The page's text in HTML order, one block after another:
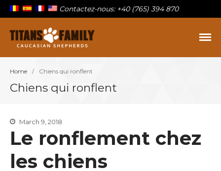
Nos titans
Contact
Contactez-nous: +40 (765) 394 870
Home / Chiens qui ronflent
Chiens qui ronflent
March 9, 2018
Le ronflement chez
les chiens